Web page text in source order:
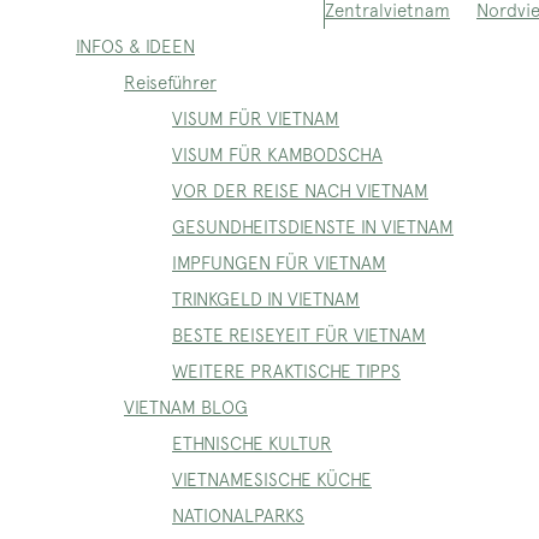
Zentralvietnam
INFOS & IDEEN
Reiseführer
VISUM FÜR VIETNAM
VISUM FÜR KAMBODSCHA
VOR DER REISE NACH VIETNAM
GESUNDHEITSDIENSTE IN VIETNAM
IMPFUNGEN FÜR VIETNAM
TRINKGELD IN VIETNAM
BESTE REISEYEIT FÜR VIETNAM
WEITERE PRAKTISCHE TIPPS
VIETNAM BLOG
ETHNISCHE KULTUR
VIETNAMESISCHE KÜCHE
NATIONALPARKS